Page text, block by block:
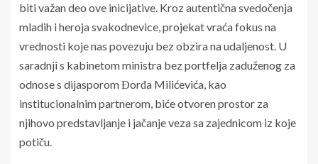
biti važan deo ove inicijative. Kroz autentična svedočenja
mladih i heroja svakodnevice, projekat vraća fokus na
vrednosti koje nas povezuju bez obzira na udaljenost. U
saradnji s kabinetom ministra bez portfelja zaduženog za
odnose s dijasporom Đorđa Milićevića, kao
institucionalnim partnerom, biće otvoren prostor za
njihovo predstavljanje i jačanje veza sa zajednicom iz koje
potiču.